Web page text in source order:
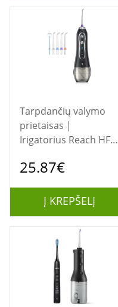
Tarpdančių valymo
prietaisas |
Irigatorius Reach HF-6
25.87€
Į KREPŠELĮ